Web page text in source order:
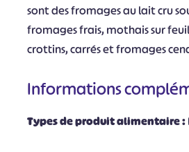
sont des fromages au lait cru
fromages frais, mothais sur
crottins, carrés et fromages
Informations
Types de produit alimentaire :